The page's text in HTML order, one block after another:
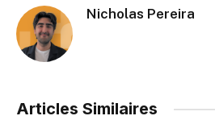
Nicholas Pereira
Articles Similaires